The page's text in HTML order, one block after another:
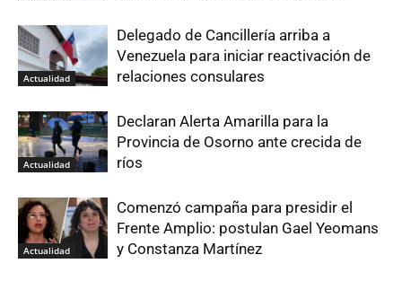
Actualidad
Delegado de Cancillería arriba a
Venezuela para iniciar reactivación de
relaciones consulares
Actualidad
Declaran Alerta Amarilla para la
Provincia de Osorno ante crecida de
ríos
Actualidad
Comenzó campaña para presidir el
Frente Amplio: postulan Gael Yeomans
y Constanza Martínez